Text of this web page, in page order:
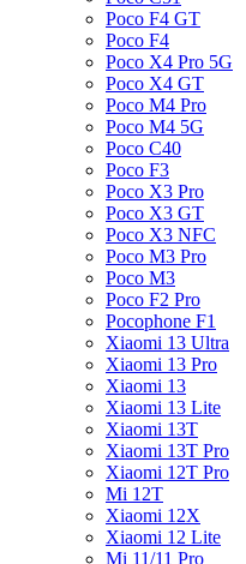
Poco F4 GT
Poco F4
Poco X4 Pro 5G
Poco X4 GT
Poco M4 Pro
Poco M4 5G
Poco C40
Poco F3
Poco X3 Pro
Poco X3 GT
Poco X3 NFC
Poco M3 Pro
Poco M3
Poco F2 Pro
Pocophone F1
Xiaomi 13 Ultra
Xiaomi 13 Pro
Xiaomi 13
Xiaomi 13 Lite
Xiaomi 13T
Xiaomi 13T Pro
Xiaomi 12T Pro
Mi 12T
Xiaomi 12X
Xiaomi 12 Lite
Mi 11/11 Pro